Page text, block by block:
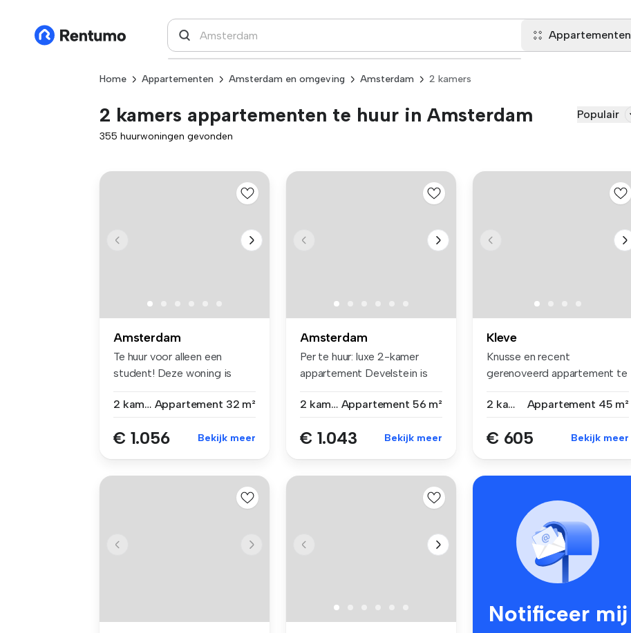
Appartementen
Home Appartementen Amsterdam en omgeving Amsterdam 2 kamers
2 kamers appartementen te huur in Amsterdam Populair
355 huurwoningen gevonden
Amsterdam
Te huur voor alleen een
student! Deze woning is
2 kamers Appartement 32 m²
€ 1.056 Bekijk meer
Amsterdam
Per te huur: luxe 2-kamer
appartement Develstein is
2 kamers Appartement 56 m²
€ 1.043 Bekijk meer
Kleve
Knusse en recent
gerenoveerd appartement te
2 kamers
Appartement 45 m²
€ 605 Bekijk meer
Notificeer mij